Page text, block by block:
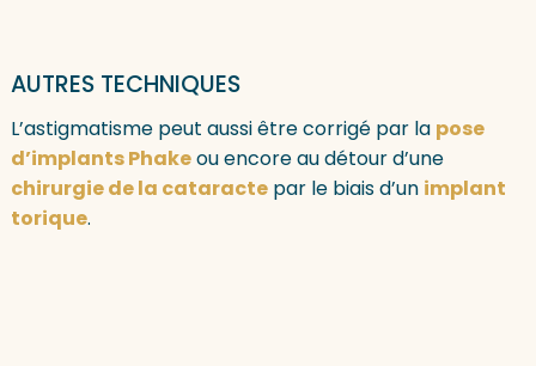
AUTRES TECHNIQUES
L’astigmatisme peut aussi être corrigé par la pose
d’implants Phakeou encore au détour d’une
chirurgie de la cataractepar le biais d’un implant
torique.